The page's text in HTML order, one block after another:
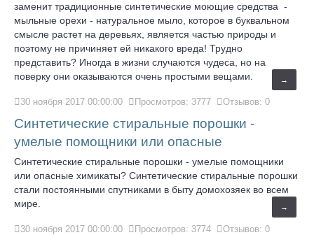
заменит традиционные синтетические моющие средства -
мыльные орехи - натуральное мыло, которое в буквальном
смысле растет на деревьях, является частью природы и
поэтому не причиняет ей никакого вреда! Трудно
представить? Иногда в жизни случаются чудеса, но на
поверку они оказываются очень простыми вещами.
→
30 ноября 2017 00:00:00 Просмотров: 3777 Отзывов: 0
Синтетические стиральные порошки -
умелые помощники или опасные
Синтетические стиральные порошки - умелые помощники
или опасные химикаты? Синтетические стиральные порошки
стали постоянными спутниками в быту домохозяек во всем
мире.
→
30 ноября 2017 00:00:00 Просмотров: 3774 Отзывов: 0